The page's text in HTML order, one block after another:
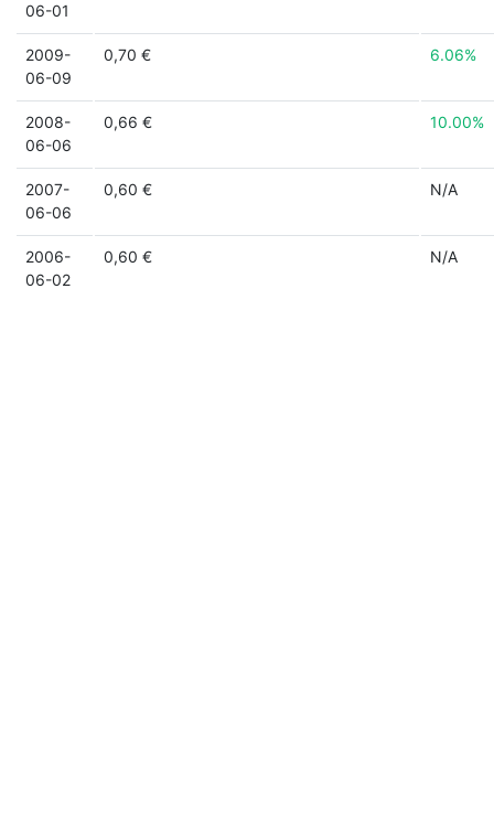
06-01
2009-
06-09
0,70 € 6.06%
2008-
06-06
0,66 € 10.00%
2007-
06-06
0,60 € N/A
2006-
06-02
0,60 € N/A